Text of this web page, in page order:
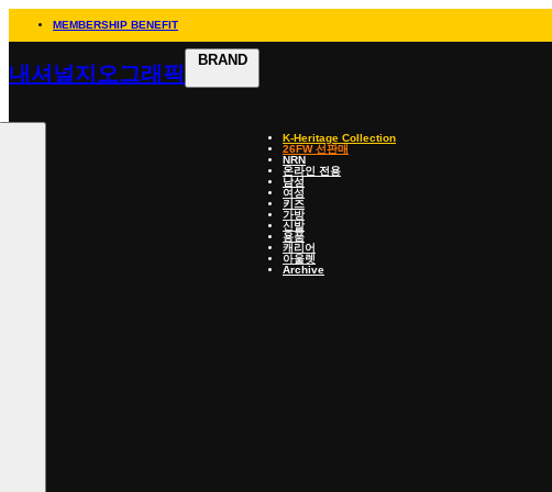
MEMBERSHIP BENEFIT
내셔널지오그래픽
BRAND
K-Heritage Collection
26FW 선판매
NRN
온라인 전용
남성
여성
키즈
가방
신발
용품
캐리어
아울렛
Archive